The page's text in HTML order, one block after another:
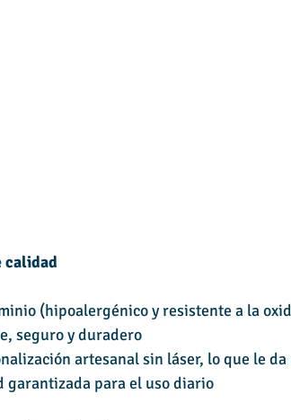
calidad
(hipoalergénico y resistente a la
seguro y duradero
artesanal sin láser, lo que le
garantizada para el uso diario